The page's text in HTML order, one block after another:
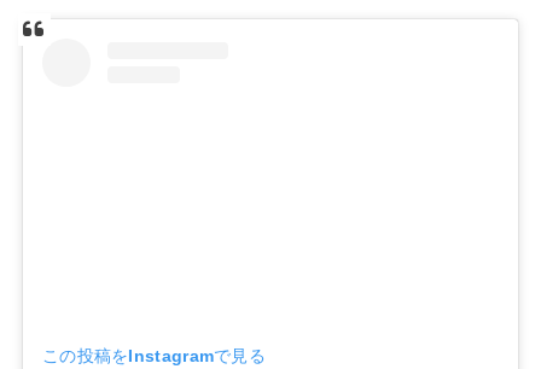
この投稿をInstagramで見る